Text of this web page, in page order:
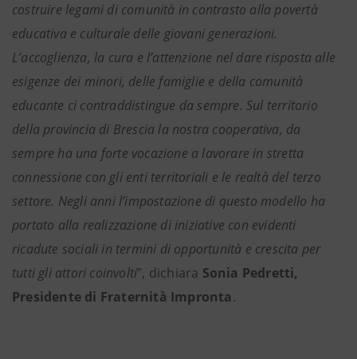
costruire legami di comunità in contrasto alla povertà
educativa e culturale delle giovani generazioni.
L’accoglienza, la cura e l’attenzione nel dare risposta alle
esigenze dei minori, delle famiglie e della comunità
educante ci contraddistingue da sempre. Sul territorio
della provincia di Brescia la nostra cooperativa, da
sempre ha una forte vocazione a lavorare in stretta
connessione con gli enti territoriali e le realtà del terzo
settore. Negli anni l’impostazione di questo modello ha
portato alla realizzazione di iniziative con evidenti
ricadute sociali in termini di opportunità e crescita per
tutti gli attori coinvolti”, dichiara Sonia Pedretti,
Presidente di Fraternità Impronta.